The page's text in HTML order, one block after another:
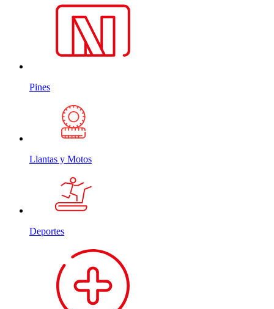
Pines
Llantas y Motos
Deportes